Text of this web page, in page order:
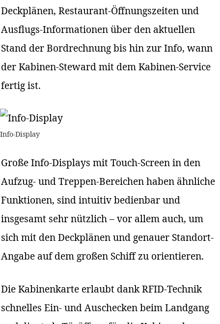
Deckplänen, Restaurant-Öffnungszeiten und
Ausflugs-Informationen über den aktuellen
Stand der Bordrechnung bis hin zur Info, wann
der Kabinen-Steward mit dem Kabinen-Service
fertig ist.
Info-Display
Große Info-Displays mit Touch-Screen in den
Aufzug- und Treppen-Bereichen haben ähnliche
Funktionen, sind intuitiv bedienbar und
insgesamt sehr nützlich – vor allem auch, um
sich mit den Deckplänen und genauer Standort-
Angabe auf dem großen Schiff zu orientieren.
Die Kabinenkarte erlaubt dank RFID-Technik
schnelles Ein- und Auschecken beim Landgang